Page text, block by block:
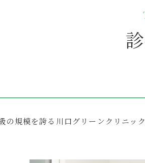
の規模を誇る川口グリーンクリニ